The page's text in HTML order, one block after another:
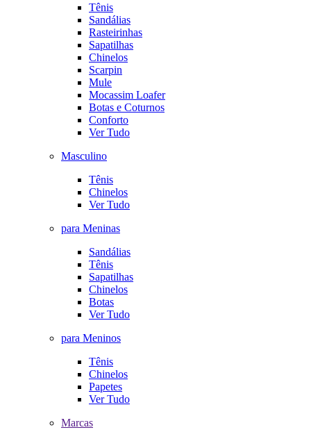
Tênis
Sandálias
Rasteirinhas
Sapatilhas
Chinelos
Scarpin
Mule
Mocassim Loafer
Botas e Coturnos
Conforto
Ver Tudo
Masculino
Tênis
Chinelos
Ver Tudo
para Meninas
Sandálias
Tênis
Sapatilhas
Chinelos
Botas
Ver Tudo
para Meninos
Tênis
Chinelos
Papetes
Ver Tudo
Marcas